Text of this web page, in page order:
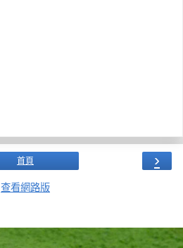
›
首頁
查看網路版